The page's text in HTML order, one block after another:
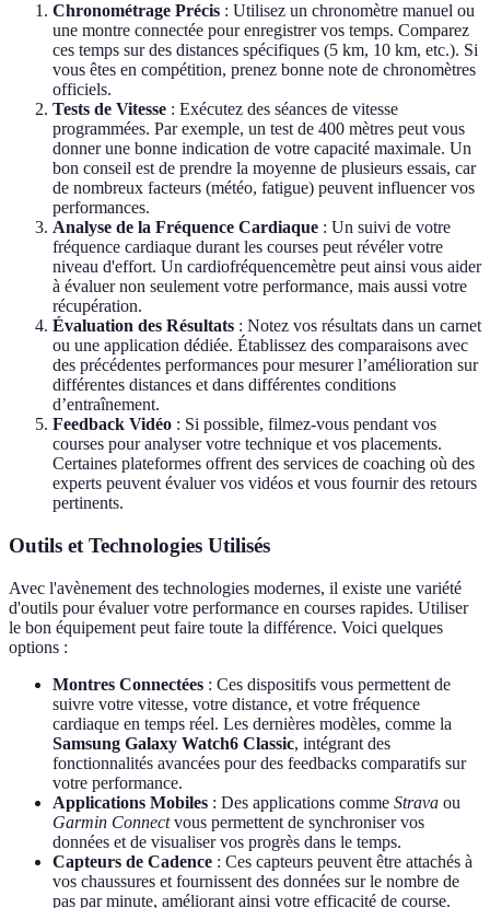
Chronométrage Précis : Utilisez un chronomètre manuel ou
une montre connectée pour enregistrer vos temps. Comparez
ces temps sur des distances spécifiques (5 km, 10 km, etc.). Si
vous êtes en compétition, prenez bonne note de chronomètres
officiels.
Tests de Vitesse : Exécutez des séances de vitesse
programmées. Par exemple, un test de 400 mètres peut vous
donner une bonne indication de votre capacité maximale. Un
bon conseil est de prendre la moyenne de plusieurs essais, car
de nombreux facteurs (météo, fatigue) peuvent influencer vos
performances.
Analyse de la Fréquence Cardiaque : Un suivi de votre
fréquence cardiaque durant les courses peut révéler votre
niveau d'effort. Un cardiofréquencemètre peut ainsi vous aider
à évaluer non seulement votre performance, mais aussi votre
récupération.
Évaluation des Résultats : Notez vos résultats dans un carnet
ou une application dédiée. Établissez des comparaisons avec
des précédentes performances pour mesurer l’amélioration sur
différentes distances et dans différentes conditions
d’entraînement.
Feedback Vidéo : Si possible, filmez-vous pendant vos
courses pour analyser votre technique et vos placements.
Certaines plateformes offrent des services de coaching où des
experts peuvent évaluer vos vidéos et vous fournir des retours
pertinents.
Outils et Technologies Utilisés
Avec l'avènement des technologies modernes, il existe une variété
d'outils pour évaluer votre performance en courses rapides. Utiliser
le bon équipement peut faire toute la différence. Voici quelques
options :
Montres Connectées : Ces dispositifs vous permettent de
suivre votre vitesse, votre distance, et votre fréquence
cardiaque en temps réel. Les dernières modèles, comme la
Samsung Galaxy Watch6 Classic, intégrant des
fonctionnalités avancées pour des feedbacks comparatifs sur
votre performance.
Applications Mobiles : Des applications comme Strava ou
Garmin Connectvous permettent de synchroniser vos
données et de visualiser vos progrès dans le temps.
Capteurs de Cadence : Ces capteurs peuvent être attachés à
vos chaussures et fournissent des données sur le nombre de
pas par minute, améliorant ainsi votre efficacité de course.